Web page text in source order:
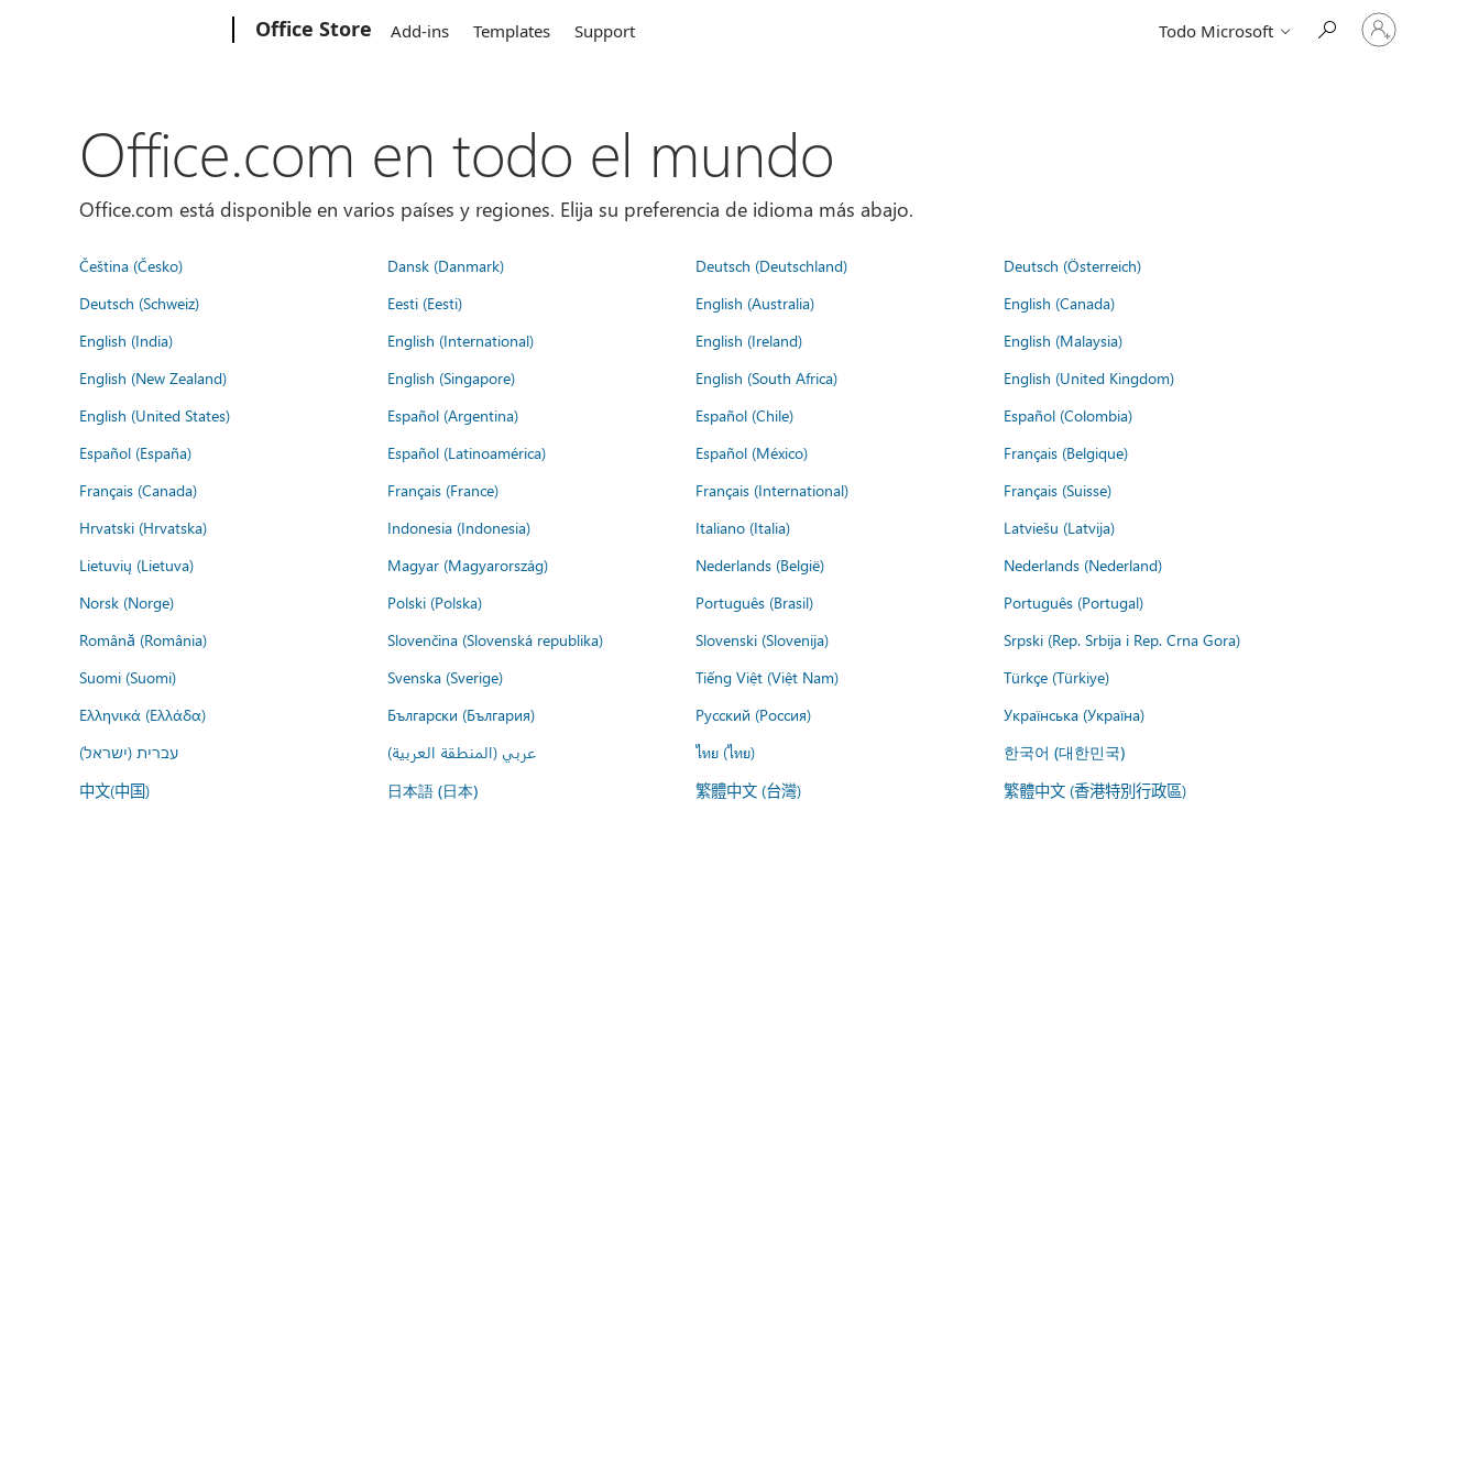
Office Store Add-ins Templates Support Todo Microsoft
Iniciar
sesión
Office.com en todo el mundo
Office.com está disponible en varios países y regiones. Elija su preferencia de idioma más abajo.
Čeština (Česko) Dansk (Danmark) Deutsch (Deutschland)
Deutsch (Österreich)
Deutsch (Schweiz)
Eesti (Eesti) English (Australia)
English (Canada)
English (India)
English (International) English (Ireland)
English (Malaysia)
English (New Zealand)
English (Singapore) English (South Africa)
English (United Kingdom)
English (United States)
Español (Argentina) Español (Chile)
Español (Colombia)
Español (España)
Español (Latinoamérica) Español (México)
Français (Belgique)
Français (Canada)
Français (France) Français (International)
Français (Suisse)
Hrvatski (Hrvatska)
Indonesia (Indonesia) Italiano (Italia)
Latviešu (Latvija)
Lietuvių (Lietuva)
Magyar (Magyarország) Nederlands (België)
Nederlands (Nederland)
Norsk (Norge)
Polski (Polska) Português (Brasil)
Português (Portugal)
Română (România)
Slovenčina (Slovenská republika) Slovenski (Slovenija)
Srpski (Rep. Srbija i Rep. Crna Gora)
Suomi (Suomi)
Svenska (Sverige) Tiếng Việt (Việt Nam)
Türkçe (Türkiye)
Ελληνικά (Ελλάδα)
Български (България) Русский (Россия)
Українська (Україна)
עברית (ישראל)
عربي (المنطقة العربية) ไทย (ไทย) 한국어 (대한민국)
中文(中国) 日本語 (日本) 繁體中文 (台灣) 繁體中文 (香港特別行政區)